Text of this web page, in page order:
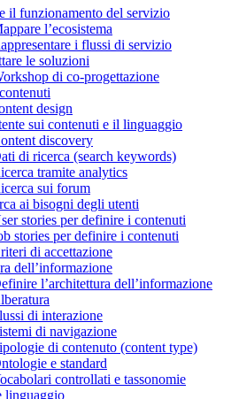
il funzionamento del servizio
l’ecosistema
i flussi di servizio
le soluzioni
di co-progettazione
design
sui contenuti e il linguaggio
discovery
di ricerca (search keywords)
tramite analytics
sui forum
ai bisogni degli utenti
stories per definire i contenuti
stories per definire i contenuti
di accettazione
dell’informazione
l’architettura dell’informazione
di interazione
di navigazione
di contenuto (content type)
e standard
controllati e tassonomie
linguaggio